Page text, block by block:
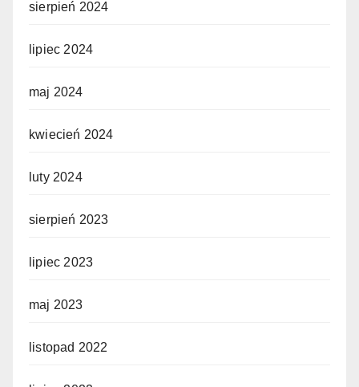
sierpień 2024
lipiec 2024
maj 2024
kwiecień 2024
luty 2024
sierpień 2023
lipiec 2023
maj 2023
listopad 2022